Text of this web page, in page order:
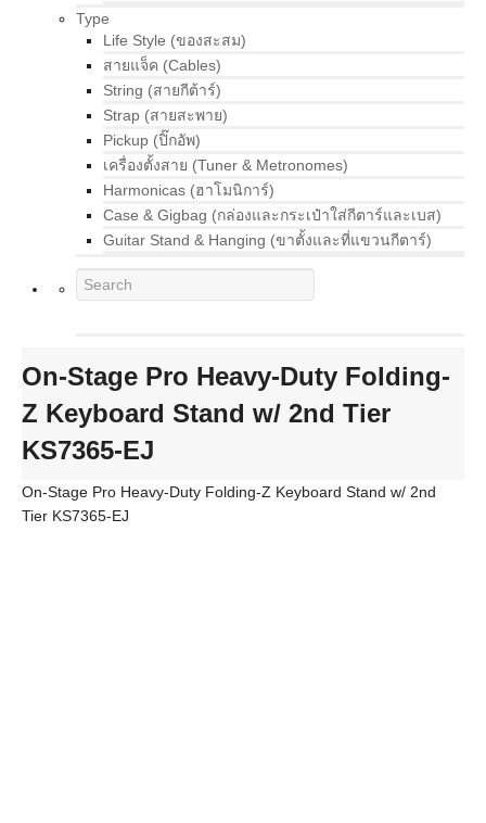
Type
Life Style (ของสะสม)
สายแจ็ค (Cables)
String (สายกีต้าร์)
Strap (สายสะพาย)
Pickup (ปิ๊กอัพ)
เครื่องตั้งสาย (Tuner & Metronomes)
Harmonicas (ฮาโมนิการ์)
Case & Gigbag (กล่องและกระเป๋าใส่กีตาร์และเบส)
Guitar Stand & Hanging (ขาตั้งและที่แขวนกีตาร์)
On-Stage Pro Heavy-Duty Folding-
Z Keyboard Stand w/ 2nd Tier
KS7365-EJ
On-Stage Pro Heavy-Duty Folding-Z Keyboard Stand w/ 2nd
Tier KS7365-EJ